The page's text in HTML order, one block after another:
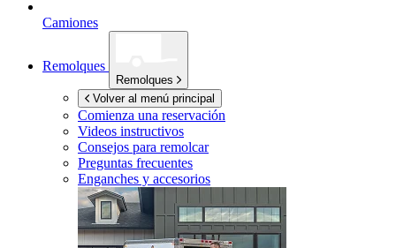
Camiones
Remolques
Remolques
Volver al menú principal
Comienza una reservación
Videos instructivos
Consejos para remolcar
Preguntas frecuentes
Enganches y accesorios